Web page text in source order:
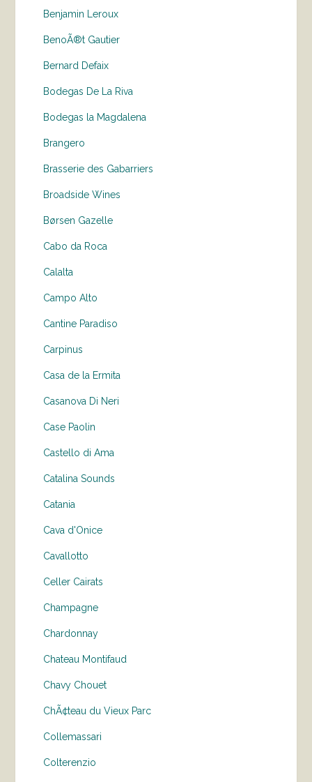
Benjamin Leroux
BenoÃ®t Gautier
Bernard Defaix
Bodegas De La Riva
Bodegas la Magdalena
Brangero
Brasserie des Gabarriers
Broadside Wines
Børsen Gazelle
Cabo da Roca
Calalta
Campo Alto
Cantine Paradiso
Carpinus
Casa de la Ermita
Casanova Di Neri
Case Paolin
Castello di Ama
Catalina Sounds
Catania
Cava d'Onice
Cavallotto
Celler Cairats
Champagne
Chardonnay
Chateau Montifaud
Chavy Chouet
ChÃ¢teau du Vieux Parc
Collemassari
Colterenzio